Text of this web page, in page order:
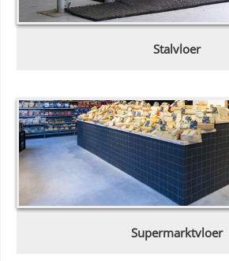
Stalvloer
Supermarktvloer